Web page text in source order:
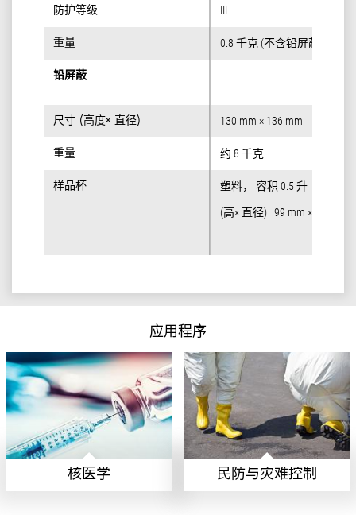
防护等级
重量
铅屏蔽
尺寸 (高度× 直径)
重量
样品杯
防护等级 III
重量 0.8 千克 (不含铅屏蔽)
铅屏蔽
尺寸 (高度× 直径) 130 mm × 136 mm
重量 约 8 千克
样品杯 塑料， 容积 0.5 升
(高× 直径) 99 mm × 114 mm
应用程序
核医学 民防与灾难控制